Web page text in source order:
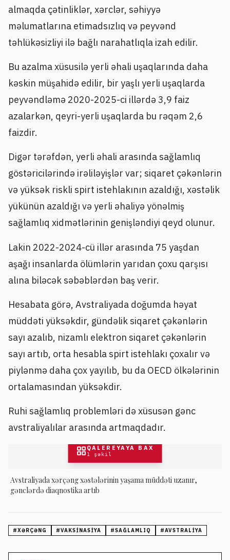
almaqda çətinliklər, xərclər, səhiyyə
məlumatlarına etimadsızlıq və peyvənd
təhlükəsizliyi ilə bağlı narahatlıqla izah edilir.
Bu azalma xüsusilə yerli əhali uşaqlarında daha
kəskin müşahidə edilir, bir yaşlı yerli uşaqlarda
peyvəndləmə 2020-2025-ci illərdə 3,9 faiz
azalarkən, qeyri-yerli uşaqlarda bu rəqəm 2,6
faizdir.
Digər tərəfdən, yerli əhali arasında sağlamlıq
göstəricilərində irəliləyişlər var; siqaret çəkənlərin
və yüksək riskli spirt istehlakının azaldığı, xəstəlik
yükünün azaldığı və yerli əhaliyə yönəlmiş
sağlamlıq xidmətlərinin genişləndiyi qeyd olunur.
Lakin 2022-2024-cü illər arasında 75 yaşdan
aşağı insanlarda ölümlərin yarıdan çoxu qarşısı
alına biləcək səbəblərdən baş verir.
Hesabata görə, Avstraliyada doğumda həyat
müddəti yüksəkdir, gündəlik siqaret çəkənlərin
sayı azalıb, nizamlı elektron siqaret çəkənlərin
sayı artıb, orta hesabla spirt istehlakı çoxalır və
piylənmə daha çox yayılıb, bu da OECD ölkələrinin
ortalamasından yüksəkdir.
Ruhi sağlamlıq problemləri də xüsusən gənc
avstraliyalılar arasında artmaqdadır.
QALEREYAYA BAX
1 şəkil
Avstraliyada xərçəng xəstələrinin yaşama müddəti uzanır,
gənclərdə diaqnostika artıb
#XƏRÇƏNG #VAKSINASIYA #SAĞLAMLIQ #AVSTRALIYA